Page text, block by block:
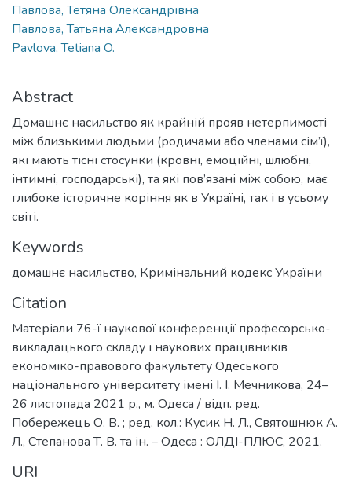
Павлова, Тетяна Олександрівна
Павлова, Татьяна Александровна
Pavlova, Tetiana O.
Abstract
Домашнє насильство як крайній прояв нетерпимості
між близькими людьми (родичами або членами сім’ї),
які мають тісні стосунки (кровні, емоційні, шлюбні,
інтимні, господарські), та які пов’язані між собою, має
глибоке історичне коріння як в Україні, так і в усьому
світі.
Keywords
домашнє насильство, Кримінальний кодекс України
Citation
Матеріали 76-ї наукової конференції професорсько-
викладацького складу і наукових працівників
економіко-правового факультету Одеського
національного університету імені І. І. Мечникова, 24–
26 листопада 2021 р., м. Одеса / відп. ред.
Побережець О. В. ; ред. кол.: Кусик Н. Л., Святошнюк А.
Л., Степанова Т. В. та ін. – Одеса : ОЛДІ-ПЛЮС, 2021.
URI